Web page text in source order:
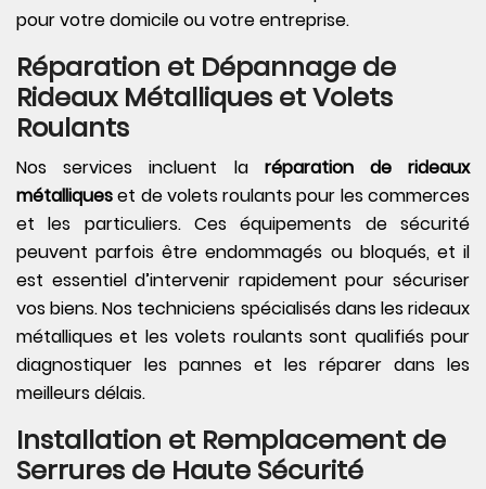
pour votre domicile ou votre entreprise.
Réparation et Dépannage de
Rideaux Métalliques et Volets
Roulants
Nos services incluent la réparation de rideaux
métalliqueset de volets roulants pour les commerces
et les particuliers. Ces équipements de sécurité
peuvent parfois être endommagés ou bloqués, et il
est essentiel d’intervenir rapidement pour sécuriser
vos biens. Nos techniciens spécialisés dans les rideaux
métalliques et les volets roulants sont qualifiés pour
diagnostiquer les pannes et les réparer dans les
meilleurs délais.
Installation et Remplacement de
Serrures de Haute Sécurité